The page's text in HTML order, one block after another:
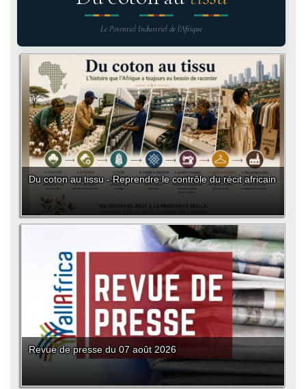
Le Potentiel Industriel de l'Afrique
Du coton au tissu - Reprendre le contrôle du récit africain
Revue de presse du 07 août 2026